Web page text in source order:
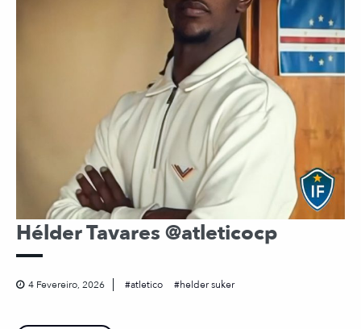
Hélder Tavares @atleticocp
4 Fevereiro, 2026 atletico helder suker